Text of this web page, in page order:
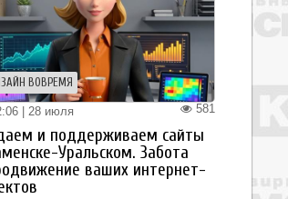
ВОВРЕМЯ
581
| 28 июля
и поддерживаем сайты
Уральском. Забота
ваших интернет-